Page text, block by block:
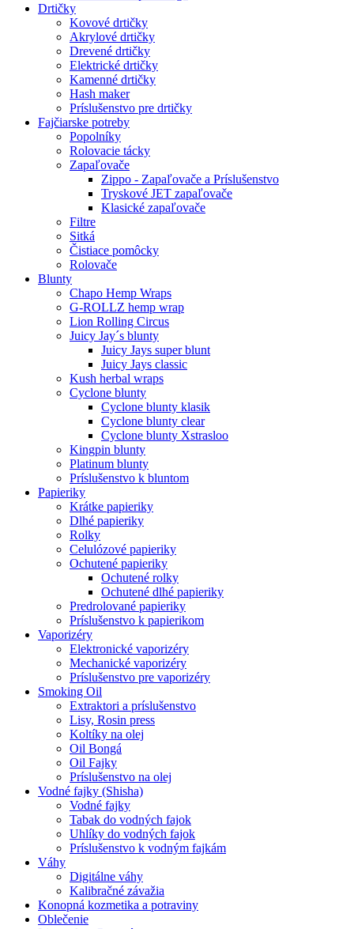
Drtičky
Kovové drtičky
Akrylové drtičky
Drevené drtičky
Elektrické drtičky
Kamenné drtičky
Hash maker
Príslušenstvo pre drtičky
Fajčiarske potreby
Popolníky
Rolovacie tácky
Zapaľovače
Zippo - Zapaľovače a Príslušenstvo
Tryskové JET zapaľovače
Klasické zapaľovače
Filtre
Sitká
Čistiace pomôcky
Rolovače
Blunty
Chapo Hemp Wraps
G-ROLLZ hemp wrap
Lion Rolling Circus
Juicy Jay´s blunty
Juicy Jays super blunt
Juicy Jays classic
Kush herbal wraps
Cyclone blunty
Cyclone blunty klasik
Cyclone blunty clear
Cyclone blunty Xstrasloo
Kingpin blunty
Platinum blunty
Príslušenstvo k bluntom
Papieriky
Krátke papieriky
Dlhé papieriky
Rolky
Celulózové papieriky
Ochutené papieriky
Ochutené rolky
Ochutené dlhé papieriky
Predrolované papieriky
Príslušenstvo k papierikom
Vaporizéry
Elektronické vaporizéry
Mechanické vaporizéry
Príslušenstvo pre vaporizéry
Smoking Oil
Extraktori a príslušenstvo
Lisy, Rosin press
Koltíky na olej
Oil Bongá
Oil Fajky
Príslušenstvo na olej
Vodné fajky (Shisha)
Vodné fajky
Tabak do vodných fajok
Uhlíky do vodných fajok
Príslušenstvo k vodným fajkám
Váhy
Digitálne váhy
Kalibračné závažia
Konopná kozmetika a potraviny
Oblečenie